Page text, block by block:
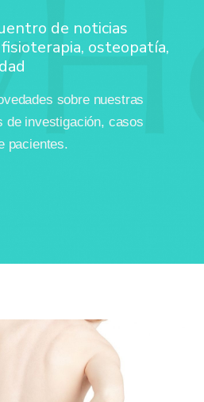
de noticias
osteopatía,
sobre nuestras
de investigación, casos
pacientes.